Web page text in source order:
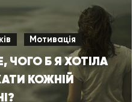
Мотивація
ЧОГО Б Я ХОТІЛА
КОЖНІЙ